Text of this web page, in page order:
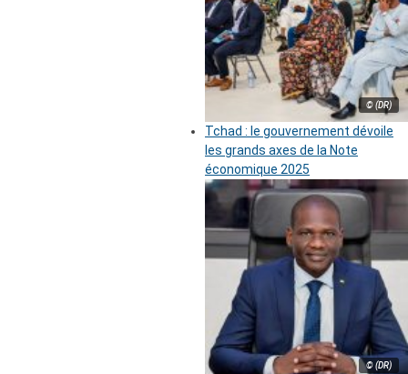
© (DR)
Tchad : le gouvernement dévoile
les grands axes de la Note
économique 2025
© (DR)